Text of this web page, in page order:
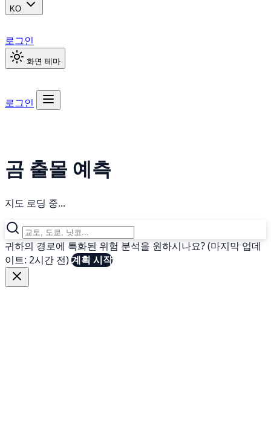
KO
로그인
화면 테마
로그인
곰 출몰 예측
지도 로딩 중...
귀하의 경로에 특화된 위험 분석을 원하시나요? (마지막 업데
이트: 2시간 전)계획 시작